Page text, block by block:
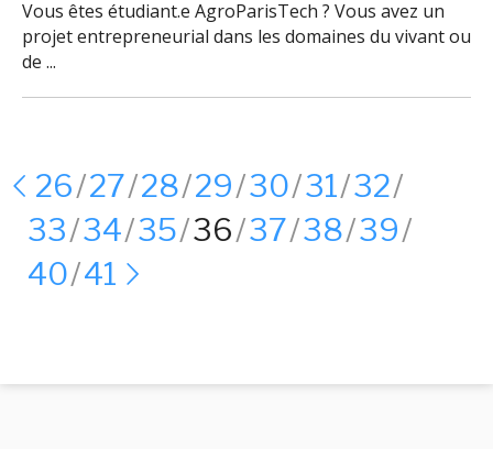
Vous êtes étudiant.e AgroParisTech ? Vous avez un
projet entrepreneurial dans les domaines du vivant ou
de ...
26 27 28 29 30 31 32
33 34 35 36 37 38 39
40 41